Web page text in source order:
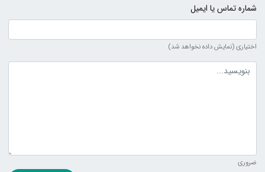
شماره تماس یا ایمیل
اختیاری (نمایش داده نخواهد شد)
متن دیدگاه
ضروری